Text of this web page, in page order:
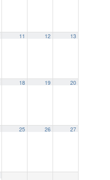
11 12 13
18 19 20
25 26 27